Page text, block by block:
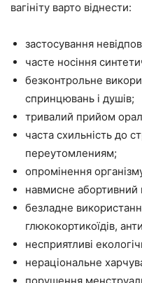
вагініту варто віднести:
застосування
часте носіння
безконтрольне
спринцювань і душів;
тривалий прийом
часта схильність до
переутомлениям;
опромінення
навмисне абортивний
безладне
глюкокортикоїдів,
несприятливі
нераціональне